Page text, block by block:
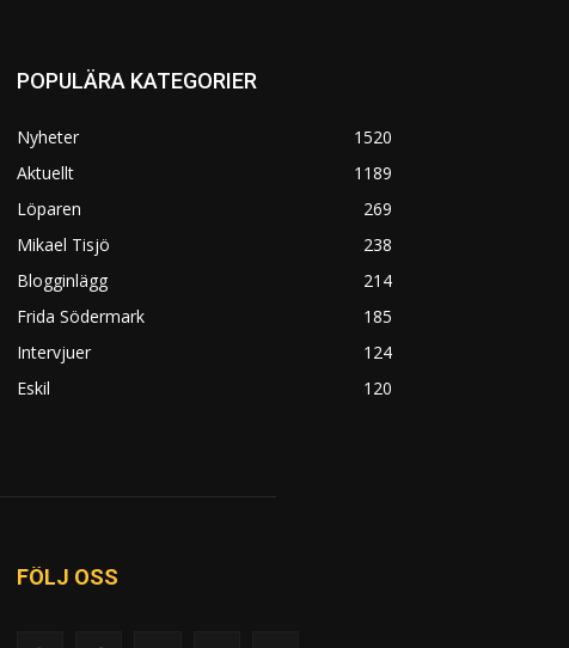
POPULÄRA KATEGORIER
Nyheter
1520
Aktuellt
1189
Löparen
269
Mikael Tisjö
238
Blogginlägg
214
Frida Södermark
185
Intervjuer
124
Eskil
120
FÖLJ OSS